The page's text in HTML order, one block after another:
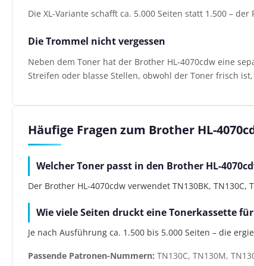
Die XL-Variante schafft ca. 5.000 Seiten statt 1.500 –
Die Trommel nicht vergessen
Neben dem Toner hat der Brother HL-4070cdw eine
Streifen oder blasse Stellen, obwohl der Toner frisch
Häufige Fragen zum Brother HL-
Welcher Toner passt in den Brother HL-
Der Brother HL-4070cdw verwendet TN130BK,
Wie viele Seiten druckt eine Tonerkassette
Je nach Ausführung ca. 1.500 bis 5.000 Seiten – die
Passende Patronen-Nummern: TN130C, TN130M,